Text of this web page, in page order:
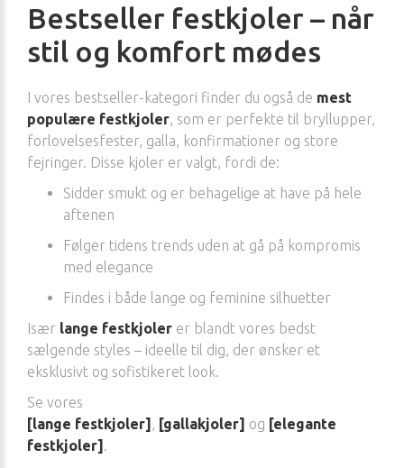
Bestseller festkjoler – når
stil og komfort mødes
I vores bestseller-kategori finder du også de mest
populære festkjoler, som er perfekte til bryllupper,
forlovelsesfester, galla, konfirmationer og store
fejringer. Disse kjoler er valgt, fordi de:
Sidder smukt og er behagelige at have på hele
aftenen
Følger tidens trends uden at gå på kompromis
med elegance
Findes i både lange og feminine silhuetter
Især lange festkjoler er blandt vores bedst
sælgende styles – ideelle til dig, der ønsker et
eksklusivt og sofistikeret look.
Se vores
[lange festkjoler] , [gallakjoler] og [elegante
festkjoler] .